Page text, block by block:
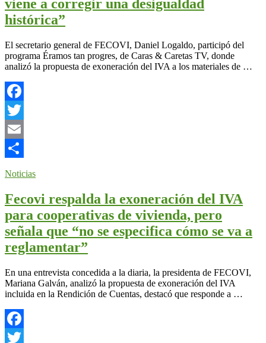
viene a corregir una desigualdad
histórica”
El secretario general de FECOVI, Daniel Logaldo, participó del
programa Éramos tan progres, de Caras & Caretas TV, donde
analizó la propuesta de exoneración del IVA a los materiales de …
Facebook
Twitter
Email
Noticias
Fecovi respalda la exoneración del IVA
para cooperativas de vivienda, pero
señala que “no se especifica cómo se va a
reglamentar”
En una entrevista concedida a la diaria, la presidenta de FECOVI,
Mariana Galván, analizó la propuesta de exoneración del IVA
incluida en la Rendición de Cuentas, destacó que responde a …
Facebook